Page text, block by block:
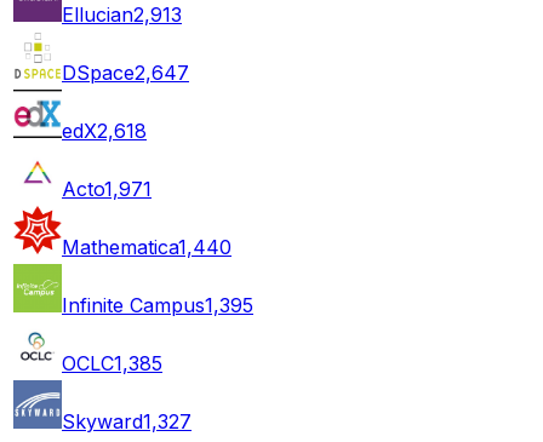
Ellucian2,913
DSpace2,647
edX2,618
Acto1,971
Mathematica1,440
Infinite Campus1,395
OCLC1,385
Skyward1,327